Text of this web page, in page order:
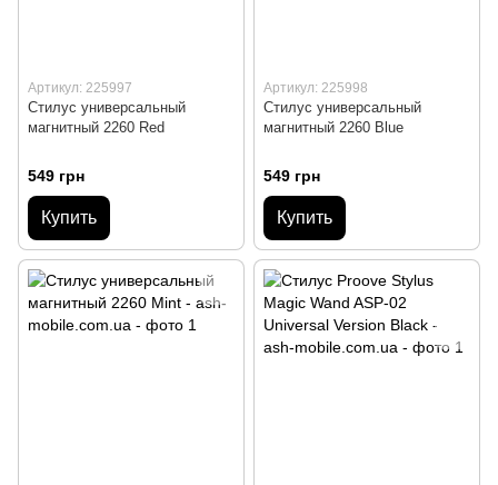
Артикул: 225997
Стилус универсальный
магнитный 2260 Red
549 грн
Купить
Артикул: 225998
Стилус универсальный
магнитный 2260 Blue
549 грн
Купить